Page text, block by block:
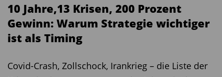
10 Jahre,13 Krisen, 200 Prozent
Gewinn: Warum Strategie wichtiger
ist als Timing
Covid-Crash, Zollschock, Irankrieg – die Liste der